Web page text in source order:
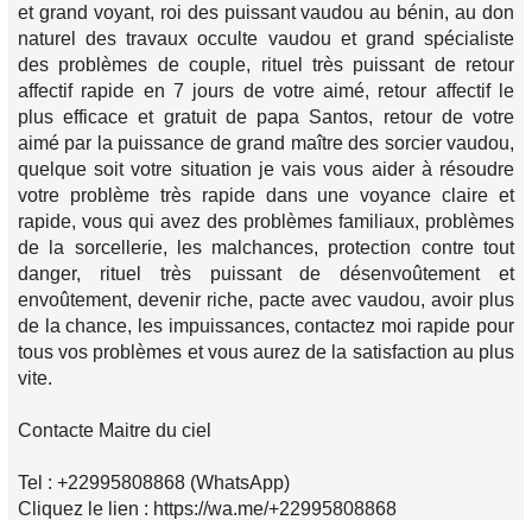
et grand voyant, roi des puissant vaudou au bénin, au don
naturel des travaux occulte vaudou et grand spécialiste
des problèmes de couple, rituel très puissant de retour
affectif rapide en 7 jours de votre aimé, retour affectif le
plus efficace et gratuit de papa Santos, retour de votre
aimé par la puissance de grand maître des sorcier vaudou,
quelque soit votre situation je vais vous aider à résoudre
votre problème très rapide dans une voyance claire et
rapide, vous qui avez des problèmes familiaux, problèmes
de la sorcellerie, les malchances, protection contre tout
danger, rituel très puissant de désenvoûtement et
envoûtement, devenir riche, pacte avec vaudou, avoir plus
de la chance, les impuissances, contactez moi rapide pour
tous vos problèmes et vous aurez de la satisfaction au plus
vite.
Contacte Maitre du ciel
Tel : +22995808868 (WhatsApp)
Cliquez le lien : https://wa.me/+22995808868